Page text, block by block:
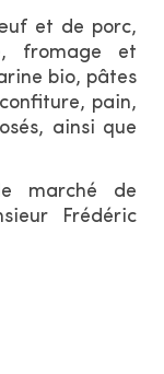
e
s
i
t
et de porc,
fromage et
bio, pâtes
pain,
ainsi que
marché de
Frédéric